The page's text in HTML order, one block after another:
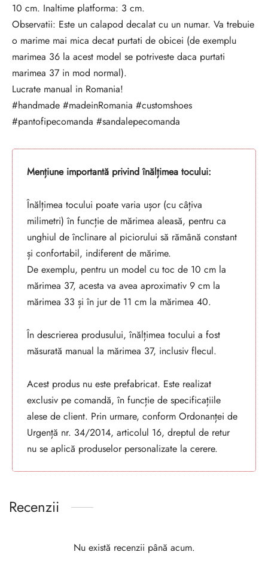
10 cm. Inaltime platforma: 3 cm.
Observatii: Este un calapod decalat cu un numar. Va trebuie
o marime mai mica decat purtati de obicei (de exemplu
marimea 36 la acest model se potriveste daca purtati
marimea 37 in mod normal).
Lucrate manual in Romania!
#handmade #madeinRomania #customshoes
#pantofipecomanda #sandalepecomanda
Mențiune importantă privind înălțimea tocului:
Înălțimea tocului poate varia ușor (cu câțiva
milimetri) în funcție de mărimea aleasă, pentru ca
unghiul de înclinare al piciorului să rămână constant
și confortabil, indiferent de mărime.
De exemplu, pentru un model cu toc de 10 cm la
mărimea 37, acesta va avea aproximativ 9 cm la
mărimea 33 și în jur de 11 cm la mărimea 40.
În descrierea produsului, înălțimea tocului a fost
măsurată manual la mărimea 37, inclusiv flecul.
Acest produs nu este prefabricat. Este realizat
exclusiv pe comandă, în funcție de specificațiile
alese de client. Prin urmare, conform Ordonanței de
Urgență nr. 34/2014, articolul 16, dreptul de retur
nu se aplică produselor personalizate la cerere.
Recenzii
Nu există recenzii până acum.